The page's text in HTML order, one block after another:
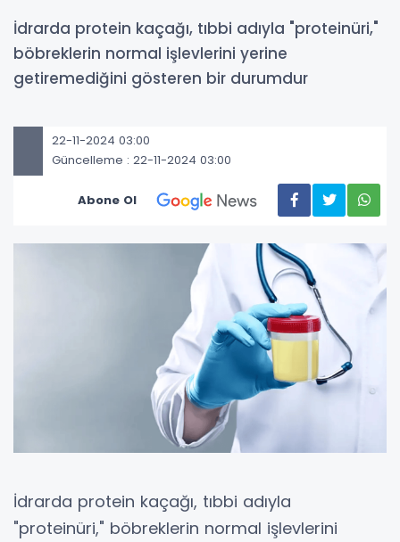
İdrarda protein kaçağı, tıbbi adıyla "proteinüri,"
böbreklerin normal işlevlerini yerine
getiremediğini gösteren bir durumdur
22-11-2024 03:00
Güncelleme : 22-11-2024 03:00
Abone Ol
İdrarda protein kaçağı, tıbbi adıyla
"proteinüri," böbreklerin normal işlevlerini